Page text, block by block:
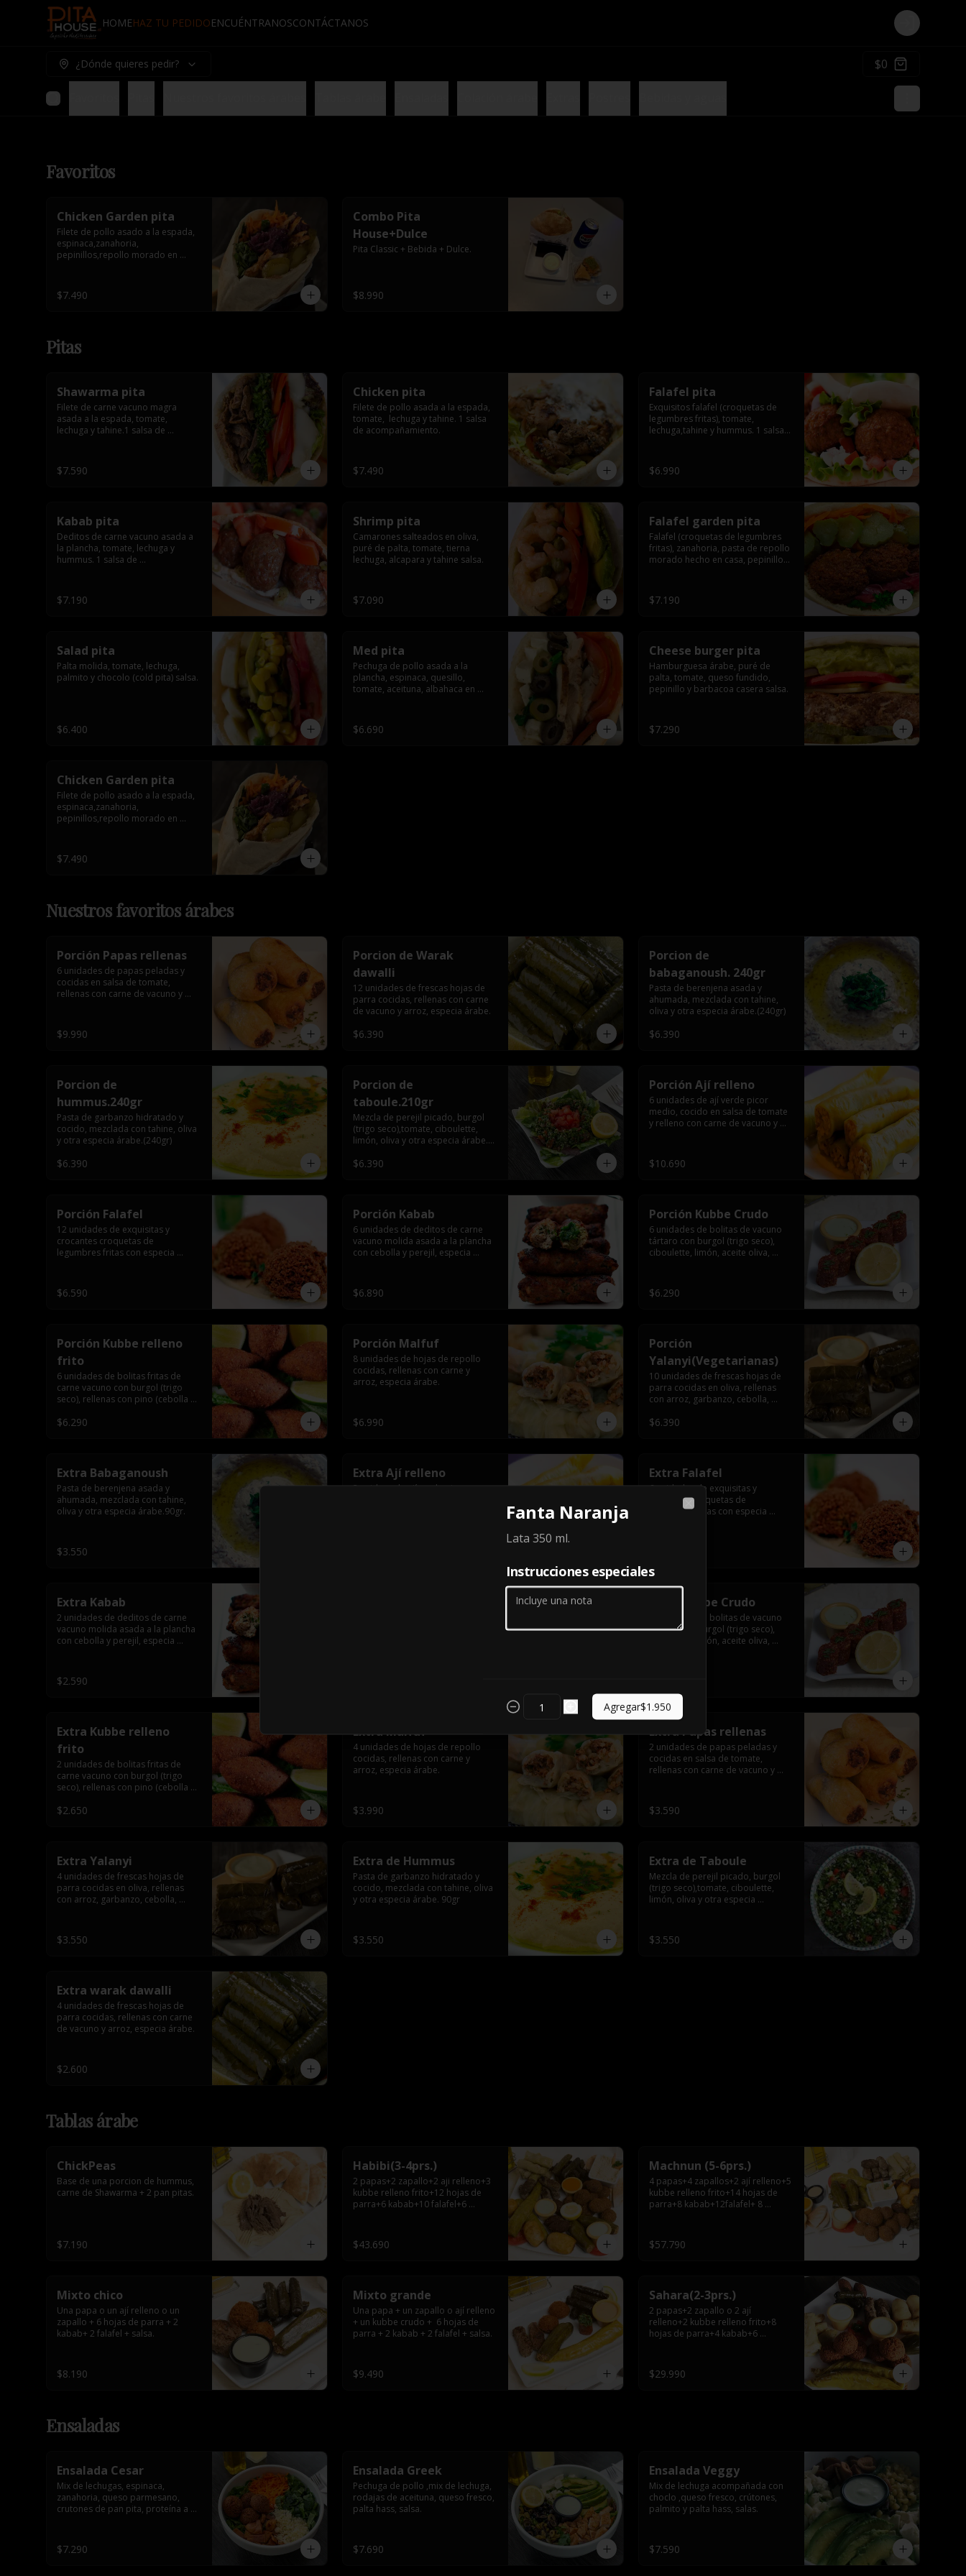
HOMEHAZ TU PEDIDOENCUÉNTRANOSCONTÁCTANOS Login
¿Dónde quieres pedir? $0
Favoritos
Chicken Garden pita
Filete de pollo asado a la espada,
espinaca,zanahoria,
pepinillos,repollo morado en
$7.490
Combo Pita
House+Dulce
Pita Classic + Bebida + Dulce.
$8.990
Pitas
Shawarma pita
Filete de carne vacuno magra
asada a la espada, tomate,
lechuga y tahine.1 salsa de
$7.590
Chicken pita
Filete de pollo asada a la espada,
tomate,  lechuga y tahine. 1 salsa
de acompañamiento.
$7.490
Falafel pita
Exquisitos falafel (croquetas de
legumbres fritas), tomate,
lechuga,tahine y hummus. 1 salsa
$6.990
Kabab pita
Deditos de carne vacuno asada a
la plancha, tomate, lechuga y
hummus. 1 salsa de
$7.190
Shrimp pita
Camarones salteados en oliva,
puré de palta, tomate, tierna
lechuga, alcapara y tahine salsa.
$7.090
Falafel garden pita
Falafel (croquetas de legumbres
fritas), zanahoria, pasta de repollo
morado hecho en casa, pepinillo,
$7.190
Salad pita
Palta molida, tomate, lechuga,
palmito y chocolo (cold pita) salsa.
$6.400
Med pita
Pechuga de pollo asada a la
plancha, espinaca, quesillo,
tomate, aceituna, albahaca en
$6.690
Cheese burger pita
Hamburguesa árabe, puré de
palta, tomate, queso fundido,
pepinillo y barbacoa casera salsa.
$7.290
Chicken Garden pita
Filete de pollo asado a la espada,
espinaca,zanahoria,
pepinillos,repollo morado en
$7.490
Nuestros favoritos árabes
Porción Papas rellenas
6 unidades de papas peladas y
cocidas en salsa de tomate,
rellenas con carne de vacuno y
$9.990
Porcion de Warak
dawalli
12 unidades de frescas hojas de
parra cocidas, rellenas con carne
de vacuno y arroz, especia árabe.
$6.390
Porcion de
babaganoush. 240gr
Pasta de berenjena asada y
ahumada, mezclada con tahine,
oliva y otra especia árabe.(240gr)
$6.390
Porcion de
hummus.240gr
Pasta de garbanzo hidratado y
cocido, mezclada con tahine, oliva
y otra especia árabe.(240gr)
$6.390
Porcion de
taboule.210gr
Mezcla de perejil picado, burgol
(trigo seco),tomate, ciboulette,
limón, oliva y otra especia árabe.
$6.390
Porción Ají relleno
6 unidades de ají verde picor
medio, cocido en salsa de tomate
y relleno con carne de vacuno y
$10.690
Porción Falafel
12 unidades de exquisitas y
crocantes croquetas de
legumbres fritas con especia
$6.590
Porción Kabab
6 unidades de deditos de carne
vacuno molida asada a la plancha
con cebolla y perejil, especia
$6.890
Porción Kubbe Crudo
6 unidades de bolitas de vacuno
tártaro con burgol (trigo seco),
ciboulette, limón, aceite oliva,
$6.290
Porción Kubbe relleno
frito
6 unidades de bolitas fritas de
carne vacuno con burgol (trigo
seco), rellenas con pino (cebolla y
$6.290
Porción Malfuf
8 unidades de hojas de repollo
cocidas, rellenas con carne y
arroz, especia árabe.
$6.990
Porción
Yalanyi(Vegetarianas)
10 unidades de frescas hojas de
parra cocidas en oliva, rellenas
con arroz, garbanzo, cebolla,
$6.390
Extra Babaganoush
Pasta de berenjena asada y
ahumada, mezclada con tahine,
oliva y otra especia árabe.90gr.
$3.550
Extra Ají relleno
2 unidaes de ají verde picor
Extra Falafel
6 unidades de exquisitas y
crocantes croquetas de
legumbres fritas con especia
Extra Kabab
2 unidades de deditos de carne
vacuno molida asada a la plancha
con cebolla y perejil, especia
$2.590
Extra Kubbe Crudo
2 unidades de bolitas de vacuno
tártaro con burgol (trigo seco),
ciboulette, limón, aceite oliva,
Extra Kubbe relleno
frito
2 unidades de bolitas fritas de
carne vacuno con burgol (trigo
seco), rellenas con pino (cebolla y
$2.650
Extra Malfuf
4 unidades de hojas de repollo
cocidas, rellenas con carne y
arroz, especia árabe.
$3.990
Extra Papas rellenas
2 unidades de papas peladas y
cocidas en salsa de tomate,
rellenas con carne de vacuno y
$3.590
Extra Yalanyi
4 unidades de frescas hojas de
parra cocidas en oliva, rellenas
con arroz, garbanzo, cebolla,
$3.550
Extra de Hummus
Pasta de garbanzo hidratado y
cocido, mezclada con tahine, oliva
y otra especia árabe. 90gr
$3.550
Extra de Taboule
Mezcla de perejil picado, burgol
(trigo seco),tomate, ciboulette,
limón, oliva y otra especia
$3.550
Extra warak dawalli
4 unidades de frescas hojas de
parra cocidas, rellenas con carne
de vacuno y arroz, especia árabe.
$2.600
Tablas árabe
ChickPeas
Base de una porcion de hummus,
carne de Shawarma + 2 pan pitas.
$7.190
Habibi(3-4prs.)
2 papas+2 zapallo+2 aji relleno+3
kubbe relleno frito+12 hojas de
parra+6 kabab+10 falafel+6
$43.690
Machnun (5-6prs.)
4 papas+4 zapallos+2 ají relleno+5
kubbe relleno frito+14 hojas de
parra+8 kabab+12falafel+ 8
$57.790
Mixto chico
Una papa o un ají relleno o un
zapallo + 6 hojas de parra + 2
kabab+ 2 falafel + salsa.
$8.190
Mixto grande
Una papa + un zapallo o ají relleno
+ un kubbe crudo +  6 hojas de
parra + 2 kabab + 2 falafel + salsa.
$9.490
Sahara(2-3prs.)
2 papas+2 zapallo o 2 ají
relleno+2 kubbe relleno frito+8
hojas de parra+4 kabab+6
$29.990
Ensaladas
Ensalada Cesar
Mix de lechugas, espinaca,
zanahoria, queso parmesano,
crutones de pan pita, proteína a
$7.290
Ensalada Greek
Pechuga de pollo ,mix de lechuga,
rodajas de aceituna, queso fresco,
palta hass, salsa.
$7.690
Ensalada Veggy
Mix de lechuga acompañada con
choclo ,queso fresco, crútones,
palmito y palta hass, salas.
$7.590
Fanta Naranja
Lata 350 ml.
Instrucciones especiales
Agregar$1.950
Close